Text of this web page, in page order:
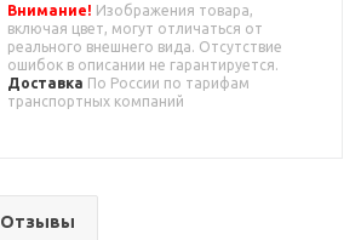
Внимание! Изображения товара,
включая цвет, могут отличаться от
реального внешнего вида. Отсутствие
ошибок в описании не гарантируется.
Доставка По России по тарифам
транспортных компаний
Отзывы